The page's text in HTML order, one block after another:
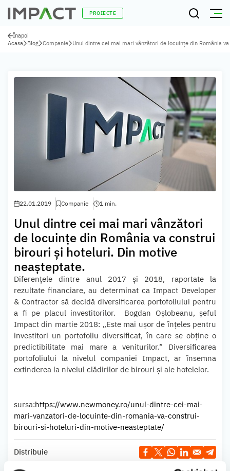
PROIECTE
Înapoi
Acasa
Blog Companie Unul dintre cei mai mari vânzători de locuințe din România
22.01.2019 Companie 1 min.
Unul dintre cei mai mari vânzători
de locuințe din România va construi
birouri și hoteluri. Din motive
neașteptate.
Diferențele dintre anul 2017 și 2018, raportate la
rezultate financiare, au determinat ca Impact Developer
& Contractor să decidă diversificarea portofoliului pentru
a fi pe placul investitorilor. Bogdan Oșlobeanu, șeful
Impact din martie 2018: „Este mai ușor de înțeles pentru
investitori un portofoliu diversificat, în care se obține o
predictibilitate mai mare a veniturilor.” Diversificarea
portofoliului la nivelul companiei Impact, ar însemna
extinderea la nivelul clădirilor de birouri și ale hotelelor.
sursa:https://www.newmoney.ro/unul-dintre-cei-mai-
mari-vanzatori-de-locuinte-din-romania-va-construi-
birouri-si-hoteluri-din-motive-neasteptate/
Distribuie